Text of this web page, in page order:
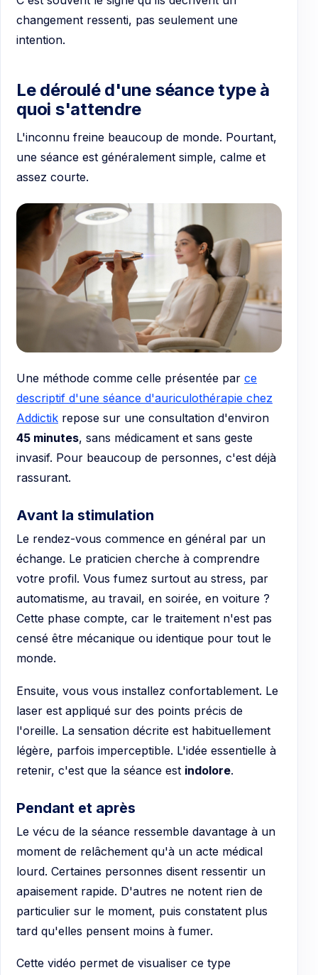
changement ressenti, pas seulement une
intention.
Le déroulé d'une séance type à
quoi s'attendre
L'inconnu freine beaucoup de monde. Pourtant,
une séance est généralement simple, calme et
assez courte.
Une méthode comme celle présentée par ce
descriptif d'une séance d'auriculothérapie chez
Addictik repose sur une consultation d'environ
45 minutes, sans médicament et sans geste
invasif. Pour beaucoup de personnes, c'est déjà
rassurant.
Avant la stimulation
Le rendez-vous commence en général par un
échange. Le praticien cherche à comprendre
votre profil. Vous fumez surtout au stress, par
automatisme, au travail, en soirée, en voiture ?
Cette phase compte, car le traitement n'est pas
censé être mécanique ou identique pour tout le
monde.
Ensuite, vous vous installez confortablement. Le
laser est appliqué sur des points précis de
l'oreille. La sensation décrite est habituellement
légère, parfois imperceptible. L'idée essentielle à
retenir, c'est que la séance est indolore.
Pendant et après
Le vécu de la séance ressemble davantage à un
moment de relâchement qu'à un acte médical
lourd. Certaines personnes disent ressentir un
apaisement rapide. D'autres ne notent rien de
particulier sur le moment, puis constatent plus
tard qu'elles pensent moins à fumer.
Cette vidéo permet de visualiser ce type